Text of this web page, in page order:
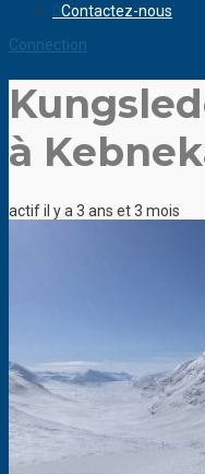
Contactez-nous
Connection
à
actif il y a 3 ans et 3 mois